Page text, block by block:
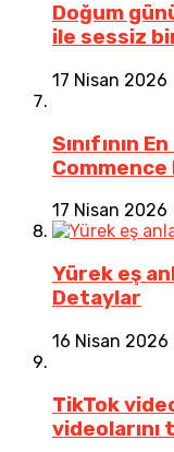
Doğum
ile sessiz
17 Nisan 2026
Sınıfının
Commence
17 Nisan 2026
Yürek eş
Detaylar
16 Nisan 2026
TikTok